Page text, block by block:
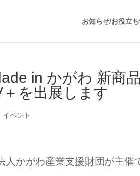
お知らせ/お役立
in かがわ 新商
を出展します
イベント
人かがわ産業支援財団が主催